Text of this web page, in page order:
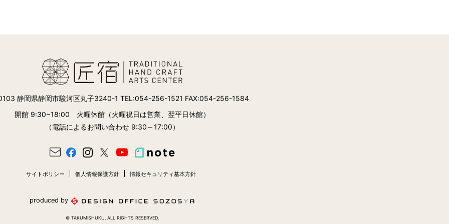
静岡県静岡市駿河区丸子3240-1 TEL:054-256-1521 FAX:054-256-1584
開館 9:30~18:00 火曜休館（火曜祝日は営業、翌平日休館）
（電話によるお問い合わせ 9:30～17:00）
サイトポリシー 個人情報保護方針 情報セキュリティ基本方針
produced by
© TAKUMISHUKU. ALL RIGHTS RESERVED.